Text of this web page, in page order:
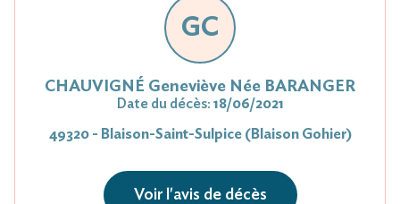
GC
CHAUVIGNÉ Geneviève Née BARANGER
Date du décès: 18/06/2021
49320 - Blaison-Saint-Sulpice (Blaison Gohier)
Voir l'avis de décès